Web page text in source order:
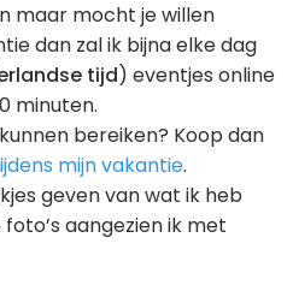
maar mocht je willen
dan zal ik bijna elke dag
tijd) eventjes online
minuten.
bereiken? Koop dan
mijn vakantie.
geven van wat ik heb
aangezien ik met